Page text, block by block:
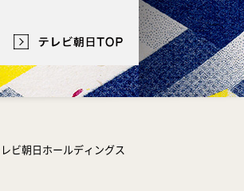
ビ朝日ホールディングス